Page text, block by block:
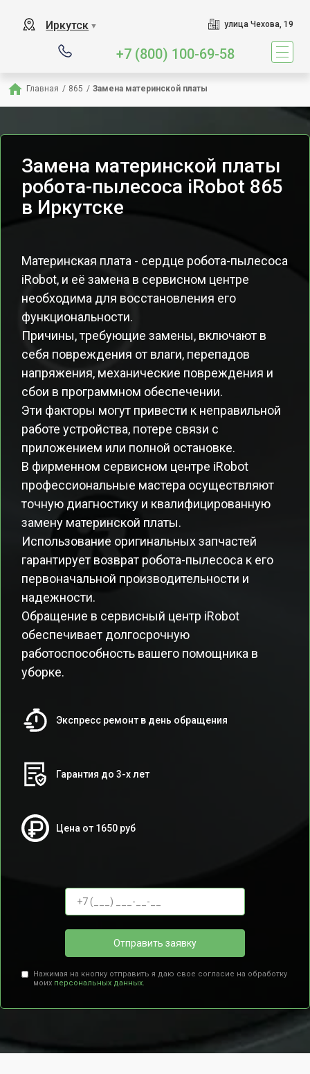
Иркутск ▼ улица Чехова, 19
+7 (800) 100-69-58
Главная / 865 / Замена материнской платы
Замена материнской платы
робота-пылесоса iRobot 865
в Иркутске
Материнская плата - сердце робота-пылесоса
iRobot, и её замена в сервисном центре
необходима для восстановления его
функциональности.
Причины, требующие замены, включают в
себя повреждения от влаги, перепадов
напряжения, механические повреждения и
сбои в программном обеспечении.
Эти факторы могут привести к неправильной
работе устройства, потере связи с
приложением или полной остановке.
В фирменном сервисном центре iRobot
профессиональные мастера осуществляют
точную диагностику и квалифицированную
замену материнской платы.
Использование оригинальных запчастей
гарантирует возврат робота-пылесоса к его
первоначальной производительности и
надежности.
Обращение в сервисный центр iRobot
обеспечивает долгосрочную
работоспособность вашего помощника в
уборке.
Экспресс ремонт в день обращения
Гарантия до 3-х лет
Цена от 1650 руб
Отправить заявку
Нажимая на кнопку отправить я даю свое согласие на обработку
моих персональных данных.